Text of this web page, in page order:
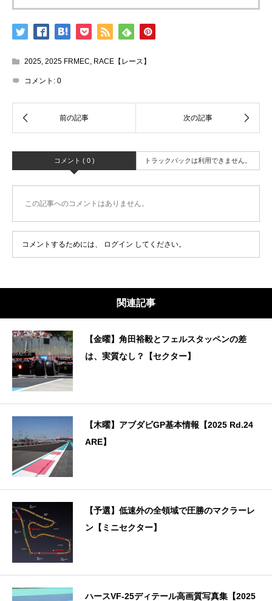
2025, 2025 FRMEC, RACE【レース】
コメント: 0
コメント ( 0 ) トラックバックは利用できません。
この記事へのコメントはありません。
コメントするためには、 ログイン してください。
関連記事
【金曜】角田裕毅とフェルスタッペンの差
は、実質なし？【セクター】
【木曜】アブダビGP基本情報【2025 Rd.24
ARE】
【予選】低速外の全領域で圧勝のマクラーレ
ン【ミニセクター】
ハースVF-25ディテール高画質写真集【2025